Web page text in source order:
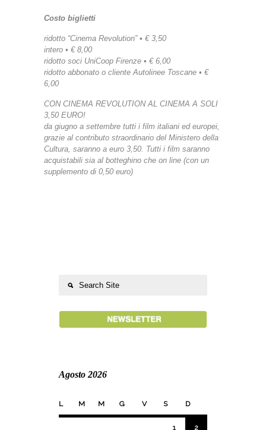
Costo biglietti
ridotto “Cinema Revolution” • € 3,50
intero • € 8,00
ridotto soci UniCoop Firenze • € 6,00
ridotto abbonato o cliente Autolinee Toscane • €
6,00
CON CINEMA REVOLUTION AL CINEMA A SOLI
3,50 EURO!
da giugno a settembre tutti i film italiani ed europei,
grazie al contributo straordinario del Ministero della
Cultura, saranno a euro 3,50. Tutti i film saranno
acquistabili sia al botteghino che on line (con un
supplemento di 0,50 euro)
Agosto 2026
L M M G V S D
1 2